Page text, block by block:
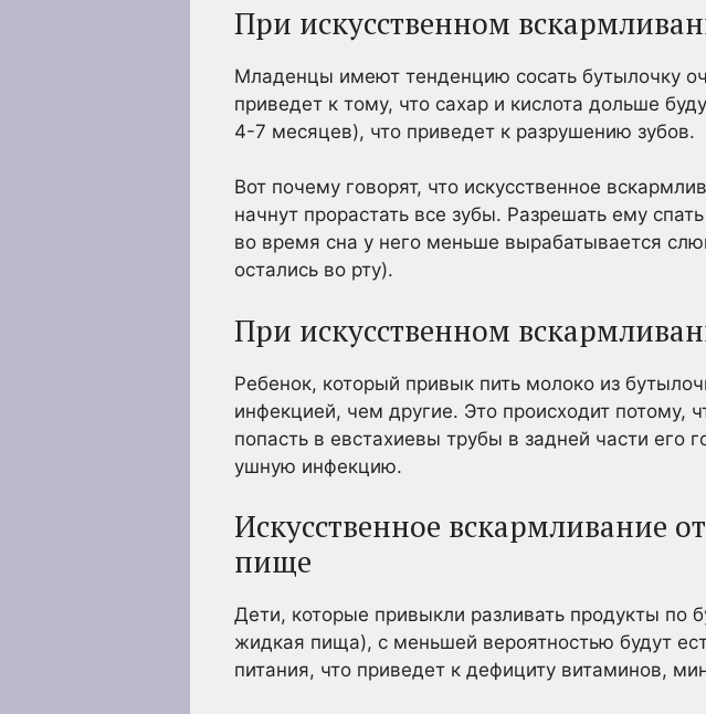
При искусственном
Младенцы имеют тенденцию сосать бутылочку
приведет к тому, что сахар и кислота дольше
4-7 месяцев), что приведет к разрушению зубов.
Вот почему говорят, что искусственное
начнут прорастать все зубы. Разрешать ему
во время сна у него меньше вырабатывается
остались во рту).
При искусственном
Ребенок, который привык пить молоко из
инфекцией, чем другие. Это происходит потому,
попасть в евстахиевы трубы в задней части его
ушную инфекцию.
Искусственное вскармливание
пище
Дети, которые привыкли разливать продукты по
жидкая пища), с меньшей вероятностью будут
питания, что приведет к дефициту витаминов,